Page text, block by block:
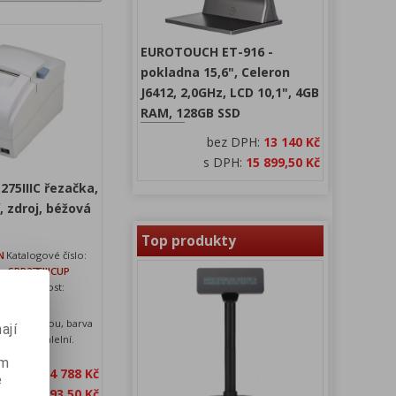
řezačka,
zdroj, béžová
Katalogové číslo:
SRP275IIICUP
Dostupnost:
se řezačkou, barva
a paralelní.
DPH: 4 788 Kč
EUROTOUCH ET-916 -
pokladna 15,6", Celeron
J6412, 2,0GHz, LCD 10,1", 4GB
RAM, 128GB SSD
bez DPH: 13 140 Kč
s DPH: 15 899,50 Kč
Top produkty